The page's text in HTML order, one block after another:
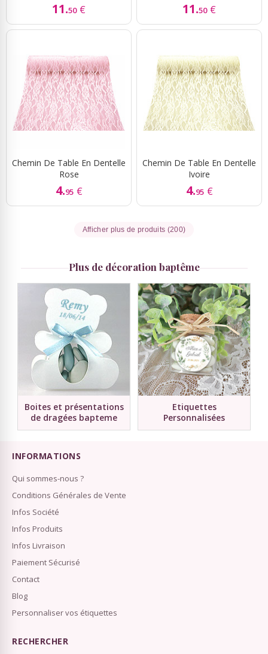
11.50 € 11.50 €
Chemin De Table En Dentelle
Rose
4.95 €
Chemin De Table En Dentelle
Ivoire
4.95 €
Afficher plus de produits (200)
Plus de décoration baptême
Boites et présentations
de dragées bapteme
Etiquettes
Personnalisées
INFORMATIONS
Qui sommes-nous ?
Conditions Générales de Vente
Infos Société
Infos Produits
Infos Livraison
Paiement Sécurisé
Contact
Blog
Personnaliser vos étiquettes
RECHERCHER